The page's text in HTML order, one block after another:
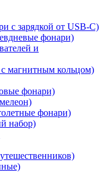
с зарядкой от USB-C)
фонари)
и
магнитным кольцом)
фонари)
фонари)
набор)